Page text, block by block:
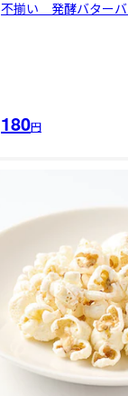
不揃い 発酵バター
180円